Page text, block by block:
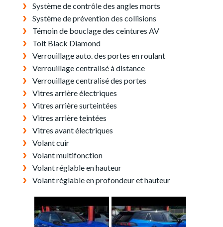
Système de contrôle des angles morts
Système de prévention des collisions
Témoin de bouclage des ceintures AV
Toit Black Diamond
Verrouillage auto. des portes en roulant
Verrouillage centralisé à distance
Verrouillage centralisé des portes
Vitres arrière électriques
Vitres arrière surteintées
Vitres arrière teintées
Vitres avant électriques
Volant cuir
Volant multifonction
Volant réglable en hauteur
Volant réglable en profondeur et hauteur